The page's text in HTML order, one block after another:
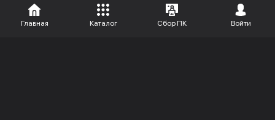
Главная Каталог Сбор ПК Войти